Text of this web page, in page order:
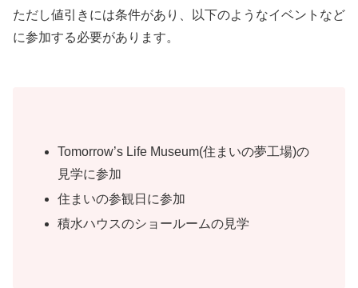
ただし値引きには条件があり、以下のようなイベントなど
に参加する必要があります。
Tomorrow’s Life Museum(住まいの夢工場)の
見学に参加
住まいの参観日に参加
積水ハウスのショールームの見学